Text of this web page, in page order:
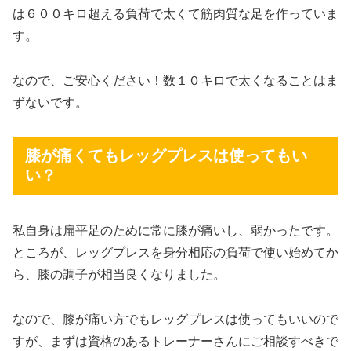
は６００キロ超える負荷で太くて筋肉質な足を作っていま
す。
なので、ご安心ください！数１０キロで太くなることはま
ずないです。
膝が痛くてもレッグプレスは使ってもい
い？
私自身は扁平足のために常に膝が痛いし、弱かったです。
ところが、レッグプレスを身分相応の負荷で使い始めてか
ら、膝の調子が相当良くなりました。
なので、膝が痛い方でもレッグプレスは使ってもいいので
すが、まずは資格のあるトレーナーさんにご相談すべきで